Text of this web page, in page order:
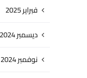
فبراير 2025
ديسمبر 2024
نوفمبر 2024